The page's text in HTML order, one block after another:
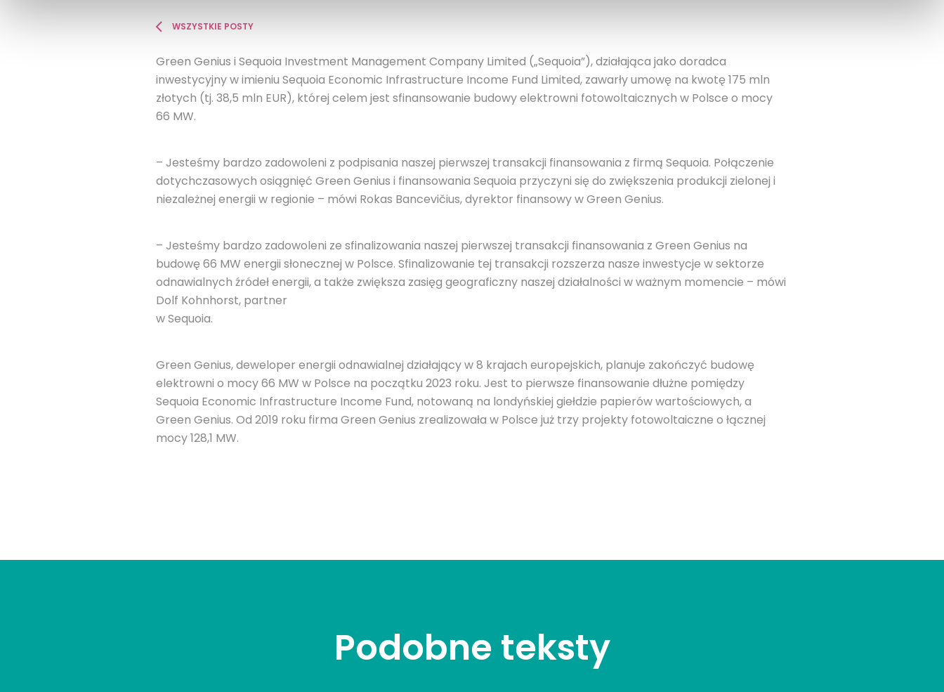
WSZYSTKIE POSTY
Green Genius i Sequoia Investment Management Company Limited („Sequoia”), działająca jako doradca
inwestycyjny w imieniu Sequoia Economic Infrastructure Income Fund Limited, zawarły umowę na kwotę 175 mln
złotych (tj. 38,5 mln EUR), której celem jest sfinansowanie budowy elektrowni fotowoltaicznych w Polsce o mocy
66 MW.
– Jesteśmy bardzo zadowoleni z podpisania naszej pierwszej transakcji finansowania z firmą Sequoia. Połączenie
dotychczasowych osiągnięć Green Genius i finansowania Sequoia przyczyni się do zwiększenia produkcji zielonej i
niezależnej energii w regionie – mówi Rokas Bancevičius, dyrektor finansowy w Green Genius.
– Jesteśmy bardzo zadowoleni ze sfinalizowania naszej pierwszej transakcji finansowania z Green Genius na
budowę 66 MW energii słonecznej w Polsce. Sfinalizowanie tej transakcji rozszerza nasze inwestycje w sektorze
odnawialnych źródeł energii, a także zwiększa zasięg geograficzny naszej działalności w ważnym momencie – mówi
Dolf Kohnhorst, partner
w Sequoia.
Green Genius, deweloper energii odnawialnej działający w 8 krajach europejskich, planuje zakończyć budowę
elektrowni o mocy 66 MW w Polsce na początku 2023 roku. Jest to pierwsze finansowanie dłużne pomiędzy
Sequoia Economic Infrastructure Income Fund, notowaną na londyńskiej giełdzie papierów wartościowych, a
Green Genius. Od 2019 roku firma Green Genius zrealizowała w Polsce już trzy projekty fotowoltaiczne o łącznej
mocy 128,1 MW.
Podobne teksty